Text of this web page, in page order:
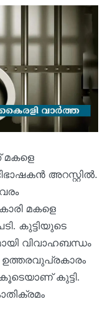
അറസ്റ്റില്‍.
മകളെ
കുട്ടിയുടെ
വിവാഹബന്ധം
ഉത്തരവുപ്രകാരം
കുട്ടി.